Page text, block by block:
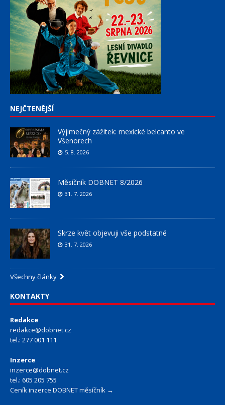
NEJČTENĚJŠÍ
Výjimečný zážitek: mexické belcanto ve
Všenorech
5. 8. 2026
Měsíčník DOBNET 8/2026
31. 7. 2026
Skrze květ objevuji vše podstatné
31. 7. 2026
Všechny články
KONTAKTY
Redakce
redakce@dobnet.cz
tel.: 277 001 111
Inzerce
inzerce@dobnet.cz
tel.: 605 205 755
Ceník inzerce DOBNET měsíčník →